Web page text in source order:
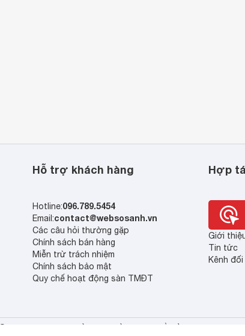
Hỗ trợ khách hàng
Hotline:096.789.5454
Email:contact@websosanh.vn
Các câu hỏi thường gặp
Chính sách bán hàng
Miễn trừ trách nhiệm
Chính sách bảo mật
Quy chế hoạt động sàn TMĐT
Hợp
Giới
Tin tức
Kênh
© 2013 - 2023 Bản quyền thuộc về Công ty cổ phần So Sánh Việt